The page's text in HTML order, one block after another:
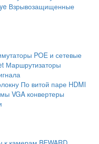
Взрывозащищенные
POE и сетевые
Маршрутизаторы
По витой паре HDMI
VGA конвертеры